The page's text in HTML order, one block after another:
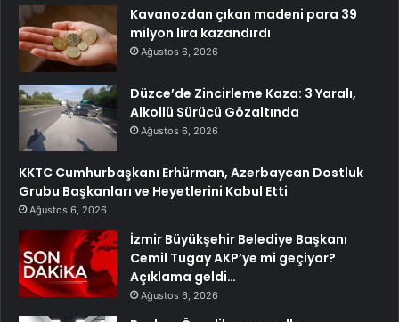
Kavanozdan çıkan madeni para 39
milyon lira kazandırdı
Ağustos 6, 2026
Düzce’de Zincirleme Kaza: 3 Yaralı,
Alkollü Sürücü Gözaltında
Ağustos 6, 2026
KKTC Cumhurbaşkanı Erhürman, Azerbaycan Dostluk
Grubu Başkanları ve Heyetlerini Kabul Etti
Ağustos 6, 2026
İzmir Büyükşehir Belediye Başkanı
Cemil Tugay AKP’ye mi geçiyor?
Açıklama geldi…
Ağustos 6, 2026